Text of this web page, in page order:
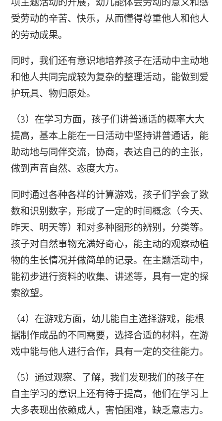
项主题活动的开展，幼儿能体会劳动的意义和感
受劳动的辛苦、快乐，从而懂得尊重他人和他人
的劳动成果。
同时，我们还有意识地培养孩子在活动中主动地
和他人共同完成较为复杂的整理活动，能做到爱
护玩具、物归原处。
（3）在学习方面，孩子们讲普通话的概率大大
提高，基本上能在一日活动中坚持讲普通话，能
助动地与同伴交流，协商，表达自己的的主张，
做到声音自然、态度大方。
同时通过各种各样的计算游戏，孩子们学会了数
数和识别数字，形成了一定的时间概念（今天、
昨天、明天等）和对多种图形的辨别，分类等。
孩子对自然事物充满好奇心，能主动的观察动植
物的生长情况并做简单的记录。在主题活动中，
能初步进行资料的收集、讲述等，具有一定的探
索欲望。
（4）在游戏方面，幼儿能自主选择游戏，能根
据制作成品的不同需要，选择合适的材料，在游
戏中能与他人进行合作，具有一定的交往能力。
（5）通过观察、了解，我们发现我们的孩子在
自主学习的意识上还有待于提高，他们在学习上
大多表现出依赖成人，害怕困难，缺乏意志力。